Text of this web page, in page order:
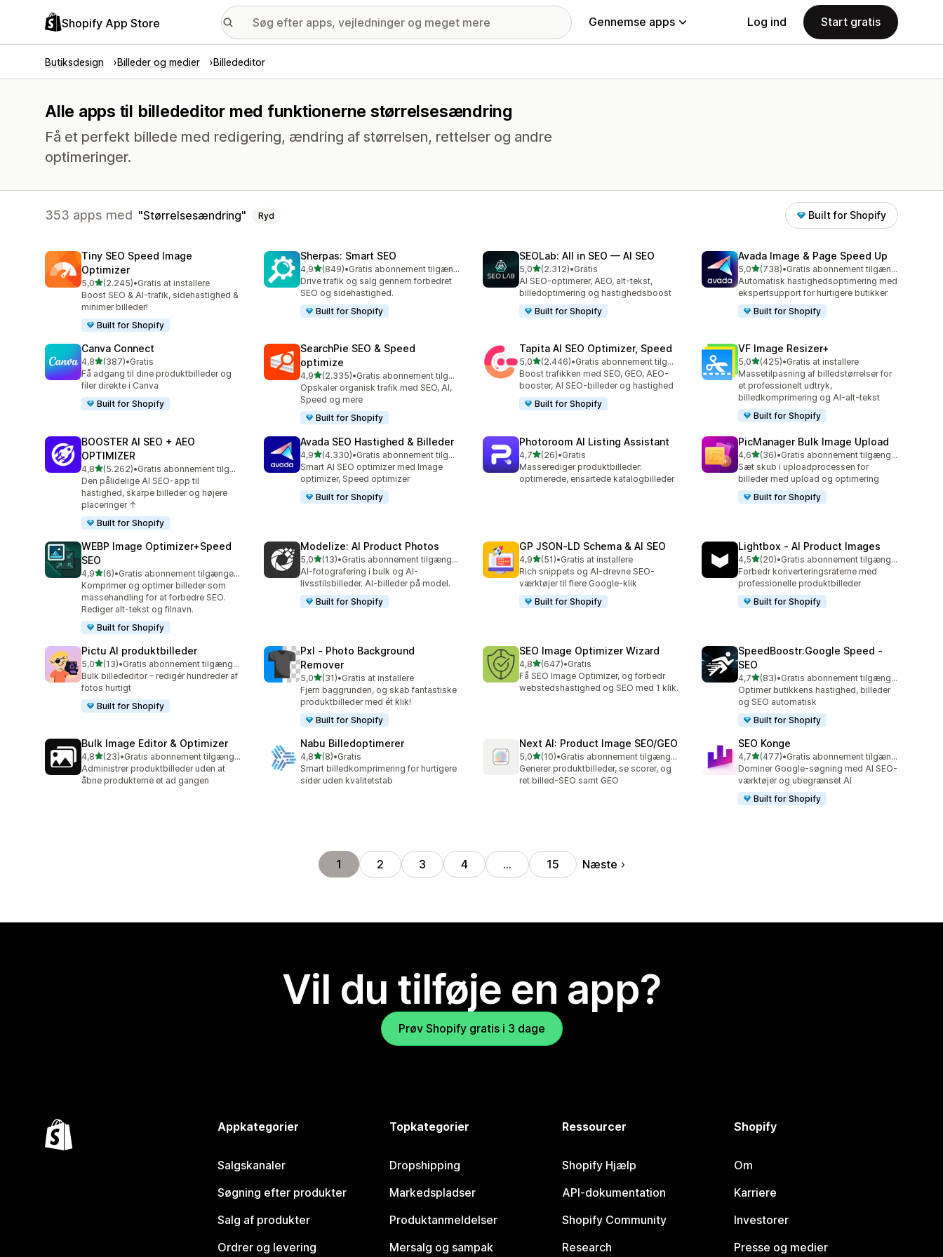
Shopify App Store Gennemse apps Log ind Start gratis
Butiksdesign Billeder og medier Billededitor
Alle apps til billededitor med funktionerne størrelsesændring
Få et perfekt billede med redigering, ændring af størrelsen, rettelser og andre
optimeringer.
353 apps med Størrelsesændring Ryd Built for Shopify
Tiny SEO Speed Image
Optimizer
5,0ud af 5 stjerner
(2.245)
2245 anmeldelser i alt
•Gratis at installere
Boost SEO & AI-trafik, sidehastighed &
minimer billeder!
Built for Shopify
Sherpas: Smart SEO
4,9ud af 5 stjerner
(849)
849 anmeldelser i alt
•
Gratis abonnement tilgængeligt
Drive trafik og salg gennem forbedret
SEO og sidehastighed.
Built for Shopify
SEOLab: All in SEO — AI SEO
5,0ud af 5 stjerner
(2.312)
2312 anmeldelser i alt
•Gratis
AI SEO-optimerer, AEO, alt-tekst,
billedoptimering og hastighedsboost
Built for Shopify
Avada Image & Page Speed Up
5,0ud af 5 stjerner
(738)
738 anmeldelser i alt
•
Gratis abonnement tilgængeligt
Automatisk hastighedsoptimering med
ekspertsupport for hurtigere butikker
Built for Shopify
Canva Connect
4,8ud af 5 stjerner
(387)
387 anmeldelser i alt
•Gratis
Få adgang til dine produktbilleder og
filer direkte i Canva
Built for Shopify
SearchPie SEO & Speed
optimize
4,9ud af 5 stjerner
(2.335)
2335 anmeldelser i alt
•
Gratis abonnement tilgængeligt
Opskaler organisk trafik med SEO, AI,
Speed og mere
Built for Shopify
Tapita AI SEO Optimizer, Speed
5,0ud af 5 stjerner
(2.446)
2446 anmeldelser i alt
•
Gratis abonnement tilgængeligt
Boost trafikken med SEO, GEO, AEO-
booster, AI SEO-billeder og hastighed
Built for Shopify
VF Image Resizer+
5,0ud af 5 stjerner
(425)
425 anmeldelser i alt
•Gratis at installere
Massetilpasning af billedstørrelser for
et professionelt udtryk,
billedkomprimering og AI-alt-tekst
Built for Shopify
BOOSTER AI SEO + AEO
OPTIMIZER
4,8ud af 5 stjerner
(5.262)
5262 anmeldelser i alt
•
Gratis abonnement tilgængeligt
Den pålidelige AI SEO-app til
hastighed, skarpe billeder og højere
placeringer ↑
Built for Shopify
Avada SEO Hastighed & Billeder
4,9ud af 5 stjerner
(4.330)
4330 anmeldelser i alt
•
Gratis abonnement tilgængeligt
Smart AI SEO optimizer med Image
optimizer, Speed optimizer
Built for Shopify
Photoroom AI Listing Assistant
4,7ud af 5 stjerner
(26)
26 anmeldelser i alt
•Gratis
Masserediger produktbilleder:
optimerede, ensartede katalogbilleder
PicManager Bulk Image Upload
4,6ud af 5 stjerner
(36)
36 anmeldelser i alt
•
Gratis abonnement tilgængeligt
Sæt skub i uploadprocessen for
billeder med upload og optimering
Built for Shopify
WEBP Image Optimizer+Speed
SEO
4,9ud af 5 stjerner
(6)
6 anmeldelser i alt
•
Gratis abonnement tilgængeligt
Komprimer og optimer billeder som
massehandling for at forbedre SEO.
Rediger alt-tekst og filnavn.
Built for Shopify
Modelize: AI Product Photos
5,0ud af 5 stjerner
(13)
13 anmeldelser i alt
•
Gratis abonnement tilgængeligt
AI-fotografering i bulk og AI-
livsstilsbilleder. AI-billeder på model.
Built for Shopify
GP JSON‑LD Schema & AI SEO
4,9ud af 5 stjerner
(51)
51 anmeldelser i alt
•Gratis at installere
Rich snippets og AI-drevne SEO-
værktøjer til flere Google-klik
Built for Shopify
Lightbox ‑ AI Product Images
4,5ud af 5 stjerner
(20)
20 anmeldelser i alt
•
Gratis abonnement tilgængeligt
Forbedr konverteringsraterne med
professionelle produktbilleder
Built for Shopify
Pictu AI produktbilleder
5,0ud af 5 stjerner
(13)
13 anmeldelser i alt
•
Gratis abonnement tilgængeligt
Bulk billededitor – redigér hundreder af
fotos hurtigt
Built for Shopify
Pxl ‑ Photo Background
Remover
5,0ud af 5 stjerner
(31)
31 anmeldelser i alt
•Gratis at installere
Fjern baggrunden, og skab fantastiske
produktbilleder med ét klik!
Built for Shopify
SEO Image Optimizer Wizard
4,8ud af 5 stjerner
(647)
647 anmeldelser i alt
•Gratis
Få SEO Image Optimizer, og forbedr
webstedshastighed og SEO med 1 klik.
SpeedBoostr:Google Speed ‑
SEO
4,7ud af 5 stjerner
(83)
83 anmeldelser i alt
•
Gratis abonnement tilgængeligt
Optimer butikkens hastighed, billeder
og SEO automatisk
Built for Shopify
Bulk Image Editor & Optimizer
4,8ud af 5 stjerner
(23)
23 anmeldelser i alt
•
Gratis abonnement tilgængeligt
Administrer produktbilleder uden at
åbne produkterne et ad gangen
Nabu Billedoptimerer
4,8ud af 5 stjerner
(8)
8 anmeldelser i alt
•Gratis
Smart billedkomprimering for hurtigere
sider uden kvalitetstab
Next AI: Product Image SEO/GEO
5,0ud af 5 stjerner
(10)
10 anmeldelser i alt
•
Gratis abonnement tilgængeligt
Generer produktbilleder, se scorer, og
ret billed-SEO samt GEO
SEO Konge
4,7ud af 5 stjerner
(477)
477 anmeldelser i alt
•
Gratis abonnement tilgængeligt
Dominer Google-søgning med AI SEO-
værktøjer og ubegrænset AI
Built for Shopify
1 2 3 4 … 15 Næste
Vil du tilføje en app?
Prøv Shopify gratis i 3 dage
Appkategorier
Salgskanaler
Søgning efter produkter
Salg af produkter
Ordrer og levering
Topkategorier
Dropshipping
Markedspladser
Produktanmeldelser
Mersalg og sampak
Ressourcer
Shopify Hjælp
API-dokumentation
Shopify Community
Research
Shopify
Om
Karriere
Investorer
Presse og medier